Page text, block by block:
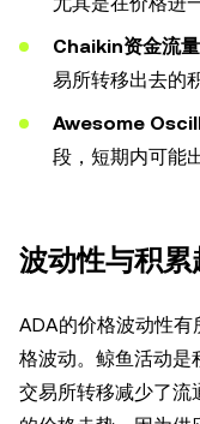
Chaikin资金流量
易所转移出去的
Awesome
段，短期内可能
波动性与积累
ADA的价格波动性有
格波动。鲸鱼活动是
交易所转移减少了流